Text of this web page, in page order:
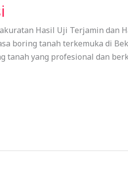
Hasil Uji Terjamin dan
boring tanah terkemuka di
tanah yang profesional dan